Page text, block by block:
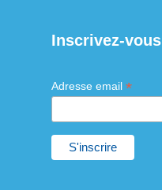
Inscrivez-
Adresse email *